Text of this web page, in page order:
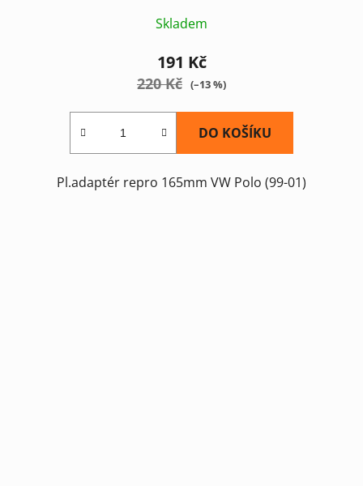
Skladem
191 Kč
220 Kč (–13 %)
DO KOŠÍKU
Pl.adaptér repro 165mm VW Polo (99-01)